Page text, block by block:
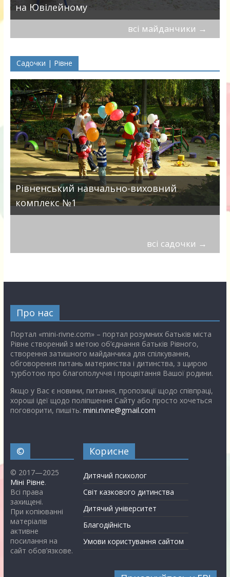
на Ювілейному
всі майданчики →
Садочки | Рівне
Рівненський навчально-виховний
комплекс №1
всі садочки →
Про нас
Портал «mini-rivne.com» – портал розумних батьків міста
Рівне створений з метою об’єднання батьків Рівного,
створення затишного майданчика для спілкування,
обговорення питань материнства і дитинства, з щирою
турботою про благополуччя і процвітання Вашої родини.
Якщо у Вас є новини, питання, пропозиції щодо співпраці,
хороші ідеї щодо поліпшення Сайту або просто хочеться
поговорити, пишіть: mini.rivne@gmail.com
©
© 2017—2025
Міні Рівне.
Всі права
захищені.
При копіюванні
матеріалів
активне
посилання на
сайт обов’язкове.
Корисне
Дитячий психолог
Світ казкового дитинства
Дитячий університет
Благодійність
Умови користування сайтом